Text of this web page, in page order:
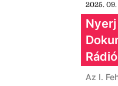
2025. 09.
Az I.